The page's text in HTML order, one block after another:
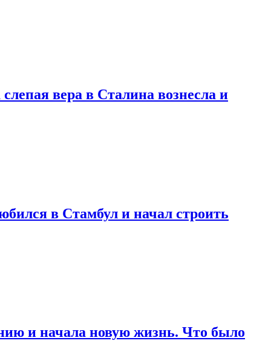
вера в Сталина вознесла и
в Стамбул и начал строить
и начала новую жизнь. Что было